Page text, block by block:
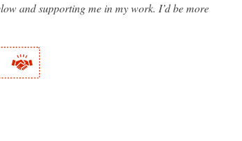
and supporting me in my work. I’d be more